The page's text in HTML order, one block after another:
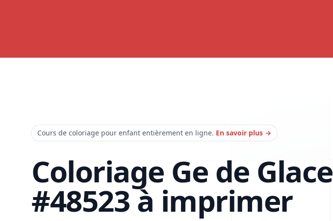
Cours de coloriage pour enfant entièrement en ligne. En savoir plus →
Coloriage Ge de Glace
#48523 à imprimer